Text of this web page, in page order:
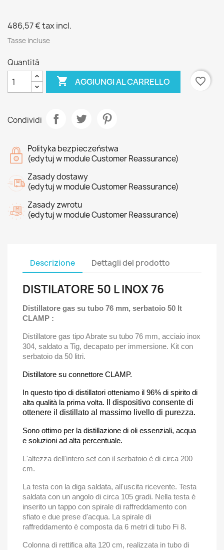
486,57 €tax incl.
Tasse incluse
Quantità
 AGGIUNGI AL CARRELLO favorite_border
Condividi
Polityka bezpieczeństwa
(edytuj w module Customer Reassurance)
Zasady dostawy
(edytuj w module Customer Reassurance)
Zasady zwrotu
(edytuj w module Customer Reassurance)
Descrizione Dettagli del prodotto
DISTILATORE 50 L INOX 76
Distillatore gas su tubo 76 mm, serbatoio 50 lt
CLAMP :
Distillatore gas tipo Abrate su tubo 76 mm, acciaio inox
304, saldato a Tig, decapato per immersione. Kit con
serbatoio da 50 litri.
Distillatore su connettore CLAMP.
In questo tipo di distillatori otteniamo il 96% di spirito di
alta qualità la prima volta.
Il dispositivo consente di
ottenere il distillato al massimo livello di purezza.
Sono ottimo per la distillazione di oli essenziali, acqua
e soluzioni ad alta percentuale.
L'altezza dell'intero set con il serbatoio è di circa 200
cm.
La testa con la diga saldata, all'uscita ricevente. Testa
saldata con un angolo di circa 105 gradi. Nella testa è
inserito un tappo con spirale di raffreddamento con
sfiato e due prese d'acqua. La spirale di
raffreddamento è composta da 6 metri di tubo Fi 8.
Colonna di rettifica alta 120 cm, realizzata in tubo di